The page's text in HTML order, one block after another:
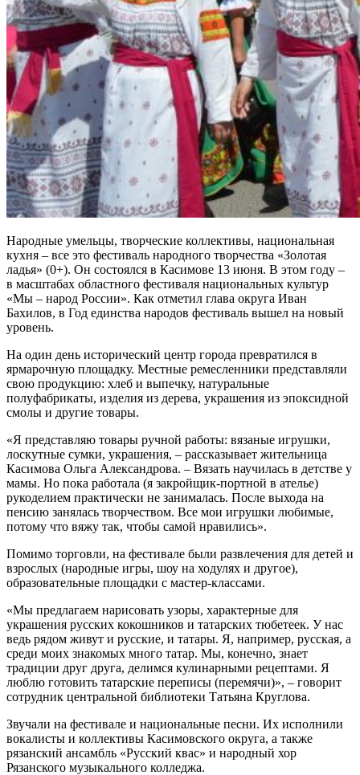
Народные умельцы, творческие коллективы, национальная
кухня – все это фестиваль народного творчества «Золотая
ладья» (0+). Он состоялся в Касимове 13 июня. В этом году –
в масштабах областного фестиваля национальных культур
«Мы – народ России». Как отметил глава округа Иван
Бахилов, в Год единства народов фестиваль вышел на новый
уровень.
На один день исторический центр города превратился в
ярмарочную площадку. Местные ремесленники представляли
свою продукцию: хлеб и выпечку, натуральные
полуфабрикаты, изделия из дерева, украшения из эпоксидной
смолы и другие товары.
«Я представляю товары ручной работы: вязаные игрушки,
лоскутные сумки, украшения, – рассказывает жительница
Касимова Ольга Александрова. – Вязать научилась в детстве у
мамы. Но пока работала (я закройщик-портной в ателье)
рукоделием практически не занималась. После выхода на
пенсию занялась творчеством. Все мои игрушки любимые,
потому что вяжу так, чтобы самой нравились».
Помимо торговли, на фестивале были развлечения для детей и
взрослых (народные игры, шоу на ходулях и другое),
образовательные площадки с мастер-классами.
«Мы предлагаем нарисовать узоры, характерные для
украшения русских кокошников и татарских тюбетеек. У нас
ведь рядом живут и русские, и татары. Я, например, русская, а
среди моих знакомых много татар. Мы, конечно, знает
традиции друг друга, делимся кулинарными рецептами. Я
люблю готовить татарские переписы (перемячи)», – говорит
сотрудник центральной библиотеки Татьяна Круглова.
Звучали на фестивале и национальные песни. Их исполнили
вокалисты и коллективы Касимовского округа, а также
рязанский ансамбль «Русский квас» и народный хор
Рязанского музыкального колледжа.